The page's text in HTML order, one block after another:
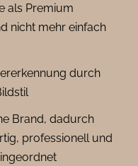
als Premium
nicht mehr einfach
durch
Brand, dadurch
professionell und